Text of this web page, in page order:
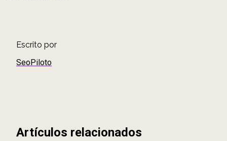
Escrito por
SeoPiloto
Artículos relacionados